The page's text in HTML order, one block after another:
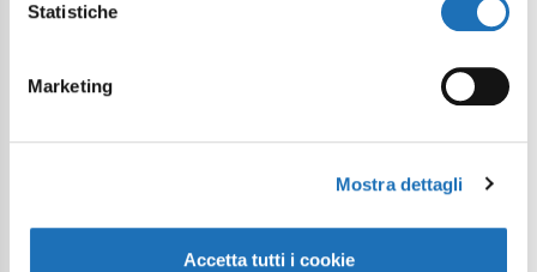
Statistiche
Marketing
Mostra dettagli
Accetta tutti i cookie